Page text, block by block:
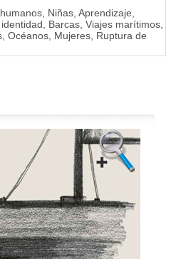
Niñas, Aprendizaje,
Barcas, Viajes marítimos,
Océanos, Mujeres, Ruptura de